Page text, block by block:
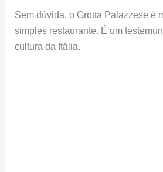
Sem dúvida, o Grotta Palazzese é
simples restaurante. É um
cultura da Itália.